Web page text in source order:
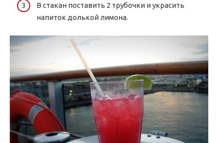
В стакан поставить 2 трубочки и украсить
напиток долькой лимона.